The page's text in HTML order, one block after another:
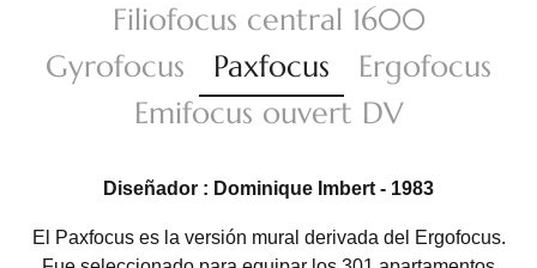
Filiofocus central 1600
Gyrofocus
Paxfocus
Ergofocus
Emifocus ouvert DV
Diseñador : Dominique Imbert - 1983
El Paxfocus es la versión mural derivada del Ergofocus.